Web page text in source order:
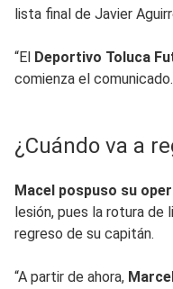
lista final de Javier
“El Deportivo Toluca
comienza el comunicado.
¿Cuándo va a
Macel pospuso su
lesión, pues la rotura de
regreso de su capitán.
“A partir de ahora,